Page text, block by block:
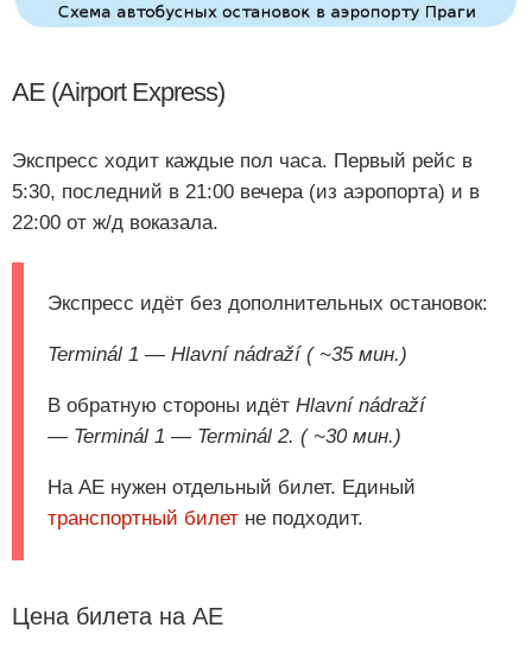
AE (Airport Express)
Экспресс ходит каждые пол часа. Первый рейс в
5:30, последний в 21:00 вечера (из аэропорта) и в
22:00 от ж/д воказала.
Экспресс идёт без дополнительных остановок:
Terminál 1 — Hlavní nádraží ( ~35 мин.)
В обратную стороны идёт Hlavní nádraží
— Terminál 1 — Terminál 2. ( ~30 мин.)
На АЕ нужен отдельный билет. Единый
транспортный билет не подходит.
Цена билета на AE